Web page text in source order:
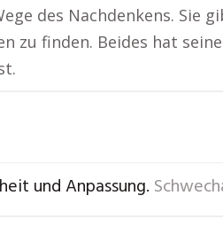
des Nachdenkens.
zu finden. Beides hat
und Anpassung.